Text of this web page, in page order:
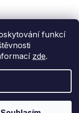
funkcí
zde.